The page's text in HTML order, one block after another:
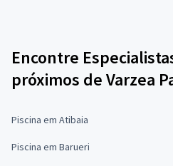
Encontre
próximos de Varzea
Piscina em Atibaia
Piscina em Barueri